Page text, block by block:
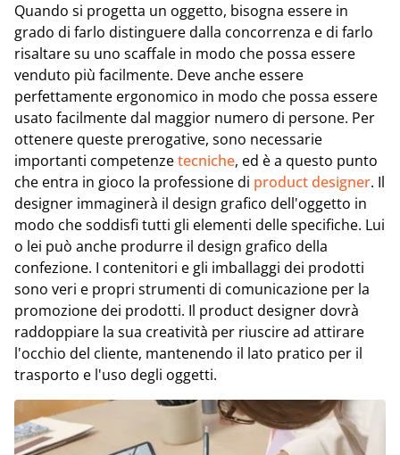
Quando si progetta un oggetto, bisogna essere in
grado di farlo distinguere dalla concorrenza e di farlo
risaltare su uno scaffale in modo che possa essere
venduto più facilmente. Deve anche essere
perfettamente ergonomico in modo che possa essere
usato facilmente dal maggior numero di persone. Per
ottenere queste prerogative, sono necessarie
importanti competenzetecniche, ed è a questo punto
che entra in gioco la professione di product designer. Il
designer immaginerà il design grafico dell'oggetto in
modo che soddisfi tutti gli elementi delle specifiche. Lui
o lei può anche produrre il design grafico della
confezione. I contenitori e gli imballaggi dei prodotti
sono veri e propri strumenti di comunicazione per la
promozione dei prodotti. Il product designer dovrà
raddoppiare la sua creatività per riuscire ad attirare
l'occhio del cliente, mantenendo il lato pratico per il
trasporto e l'uso degli oggetti.